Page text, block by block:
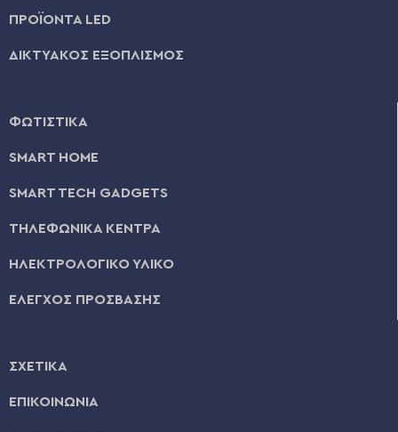
ΠΡΟΪΟΝΤΑ LED
ΔΙΚΤΥΑΚΟΣ ΕΞΟΠΛΙΣΜΟΣ
ΦΩΤΙΣΤΙΚΑ
SMART HOME
SMART TECH GADGETS
ΤΗΛΕΦΩΝΙΚΑ ΚΕΝΤΡΑ
ΗΛΕΚΤΡΟΛΟΓΙΚΟ ΥΛΙΚΟ
ΕΛΕΓΧΟΣ ΠΡΟΣΒΑΣΗΣ
ΣΧΕΤΙΚΑ
ΕΠΙΚΟΙΝΩΝΙΑ